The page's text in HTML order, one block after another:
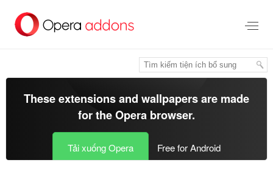
đến
These extensions and wallpapers are made
for theOpera browser.
Tải xuống Opera Free for Android